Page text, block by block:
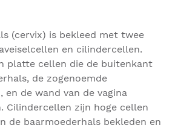
(cervix) is bekleed met twee
en cilindercellen.
platte cellen die de buitenkant
de zogenoemde
en de wand van de vagina
Cilindercellen zijn hoge cellen
de baarmoederhals bekleden en